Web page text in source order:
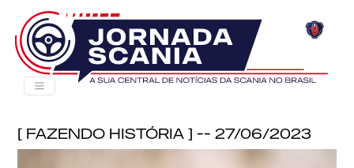
[ Fazendo História ] -- 27/06/2023